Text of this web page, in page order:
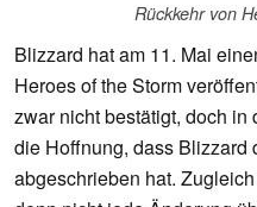
Rückkehr von
Blizzard hat am 11. Mai
Heroes of the Storm
zwar nicht bestätigt, doch
die Hoffnung, dass Blizzard
abgeschrieben hat.